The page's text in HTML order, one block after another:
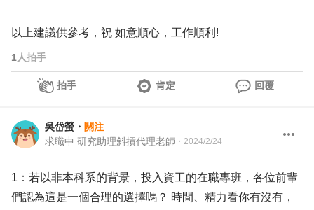
以上建議供參考，祝 如意順心，工作順利!
1 人拍手
拍手 肯定 回覆
吳岱螢 ・ 關注
求職中 研究助理斜摃代理老師 ・ 2024/2/24
1：若以非本科系的背景，投入資工的在職專班，各位前輩
們認為這是一個合理的選擇嗎？ 時間、精力看你有沒有，